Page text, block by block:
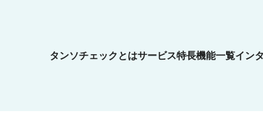
タンソチェックとはサービス特長機能一覧イン